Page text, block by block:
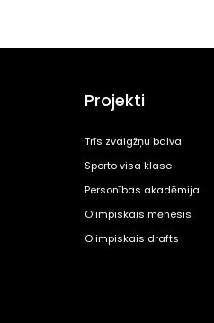
Projekti
Trīs zvaigžņu balva
Sporto visa klase
Personības akadēmija
Olimpiskais mēnesis
Olimpiskais drafts